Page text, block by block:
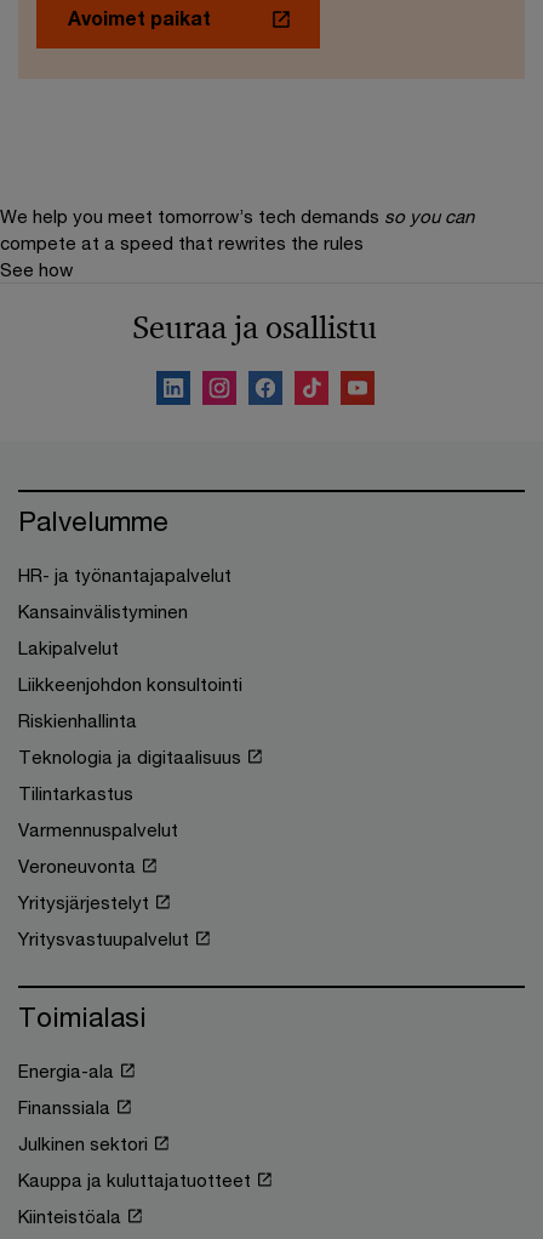
Avoimet paikat
We help you meet tomorrow’s tech demands so you can
compete at a speed that rewrites the rules
See how
Seuraa ja osallistu
Palvelumme
HR- ja työnantajapalvelut
Kansainvälistyminen
Lakipalvelut
Liikkeenjohdon konsultointi
Riskienhallinta
Teknologia ja digitaalisuus
Tilintarkastus
Varmennuspalvelut
Veroneuvonta
Yritysjärjestelyt
Yritysvastuupalvelut
Toimialasi
Energia-ala
Finanssiala
Julkinen sektori
Kauppa ja kuluttajatuotteet
Kiinteistöala